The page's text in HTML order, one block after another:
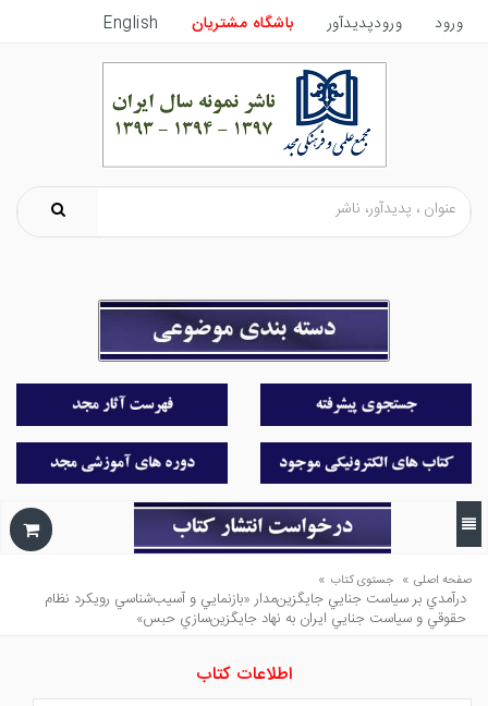
ورود ورودپدیدآور باشگاه مشتریان English
صفحه اصلی » جستوی کتاب »
درآمدي بر سياست جنايي جايگزين‌مدار «بازنمايي و آسيب‌شناسي رويكرد نظام
حقوقي و سياست جنايي ايران به نهاد جايگزين‌سازي حبس»
اطلاعات کتاب